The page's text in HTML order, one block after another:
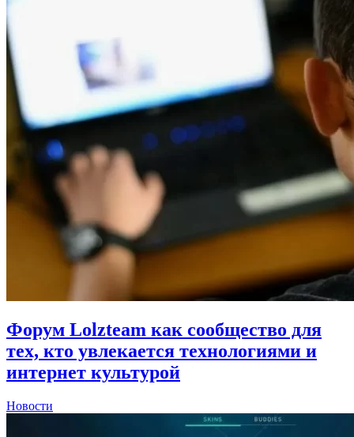
Форум Lolzteam как сообщество для
тех, кто увлекается технологиями и
интернет культурой
Новости